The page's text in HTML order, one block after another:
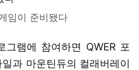
임이 준비됐다
그램에 참여하면 QWER 포
과 마운틴듀의 컬래버레이